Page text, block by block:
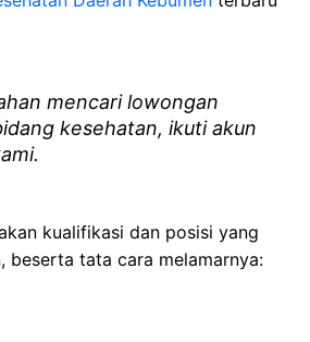
mencari lowongan
kesehatan, ikuti akun
kualifikasi dan posisi yang
beserta tata cara melamarnya: